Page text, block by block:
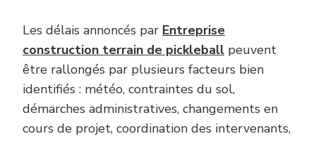
Les délais annoncés par Entreprise
construction terrain de pickleball peuvent
être rallongés par plusieurs facteurs bien
identifiés : météo, contraintes du sol,
démarches administratives, changements en
cours de projet, coordination des intervenants,